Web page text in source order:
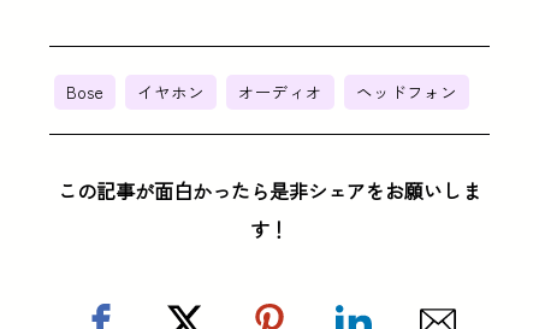
Bose イヤホン オーディオ ヘッドフォン
この記事が面白かったら是非シェアをお願いしま
す！